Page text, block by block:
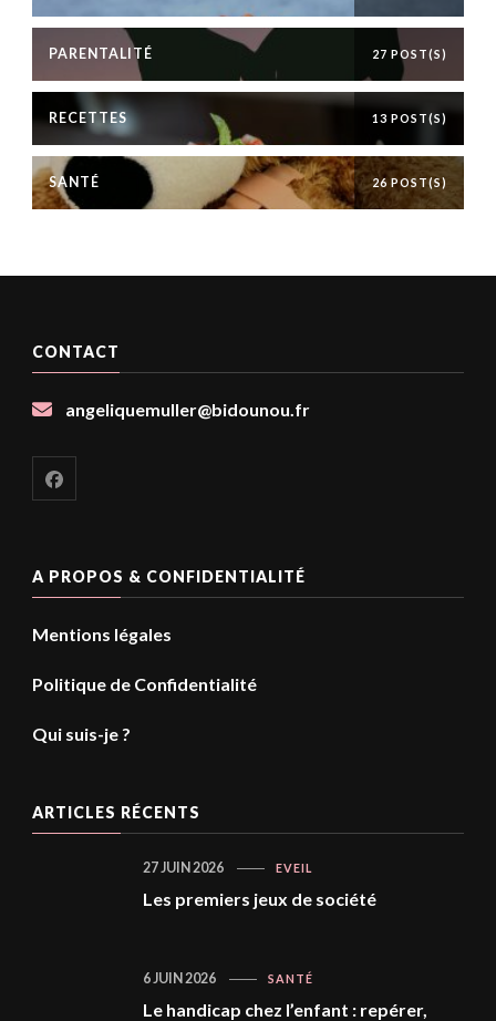
PARENTALITÉ 27 POST(S)
RECETTES 13 POST(S)
SANTÉ 26 POST(S)
CONTACT
angeliquemuller@bidounou.fr
A PROPOS & CONFIDENTIALITÉ
Mentions légales
Politique de Confidentialité
Qui suis-je ?
ARTICLES RÉCENTS
EVEIL
Les premiers jeux de société
27 JUIN 2026
SANTÉ
Le handicap chez l’enfant : repérer,
6 JUIN 2026